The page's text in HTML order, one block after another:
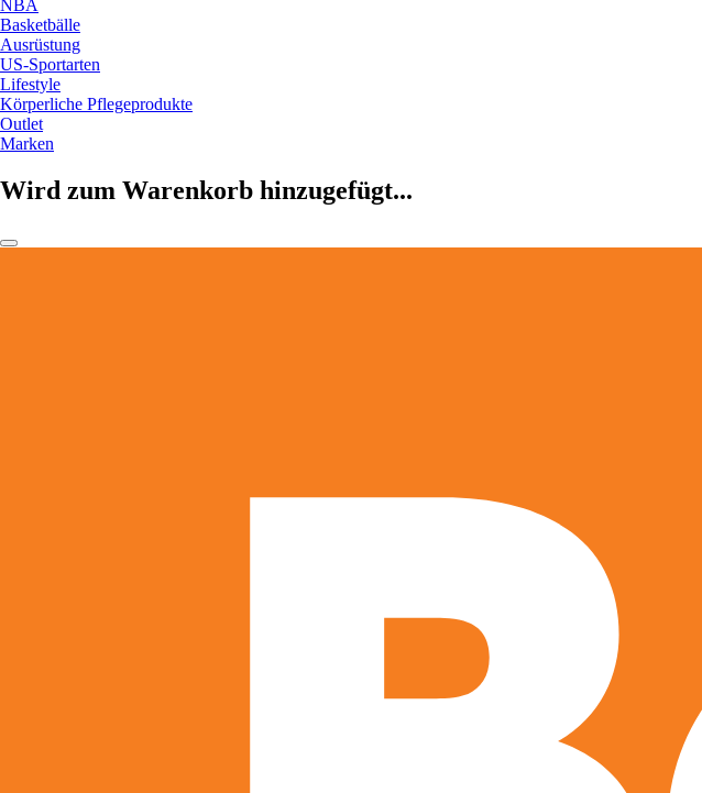
NBA
Basketbälle
Ausrüstung
US-Sportarten
Lifestyle
Körperliche Pflegeprodukte
Outlet
Marken
Wird zum Warenkorb hinzugefügt...